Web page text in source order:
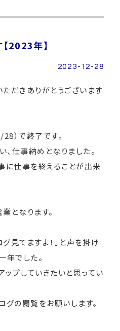
2023年】
2023-12-28
だきありがとうございます
）で終了です。
仕事納めとなりました。
に仕事を終えることが出来
となります。
見てますよ！」と声を掛け
年でした。
プしていきたいと思ってい
グの閲覧をお願いします。